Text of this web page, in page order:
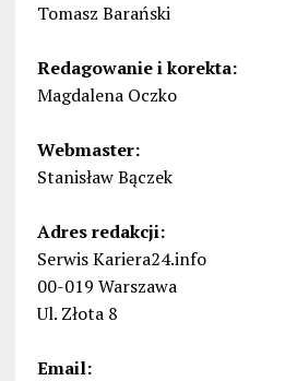
Tomasz Barański
Redagowanie i korekta:
Magdalena Oczko
Webmaster:
Stanisław Bączek
Adres redakcji:
Serwis Kariera24.info
00-019 Warszawa
Ul. Złota 8
Email: